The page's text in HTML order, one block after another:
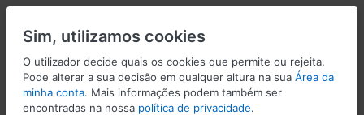
Menu Iniciar sessão Comparar Lista de Desejos
Sim, utilizamos cookies
O utilizador decide quais os cookies que permite ou rejeita.
Pode alterar a sua decisão em qualquer altura na sua Área da
minha conta. Mais informações podem também ser
encontradas na nossa política de privacidade.